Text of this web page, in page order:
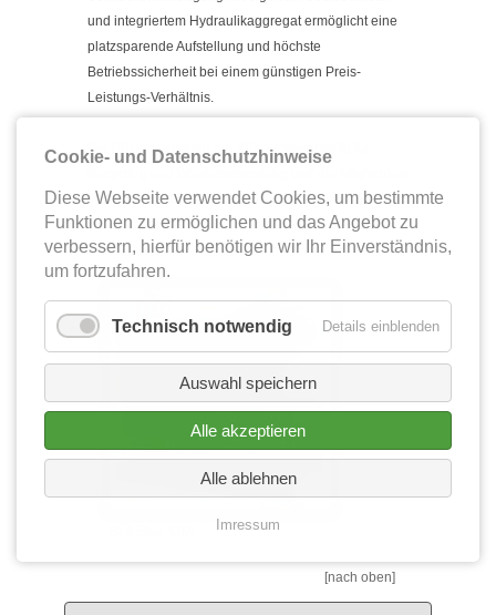
und integriertem Hydraulikaggregat ermöglicht eine
platzsparende Aufstellung und höchste
Betriebssicherheit bei einem günstigen Preis-
Leistungs-Verhältnis.
Die Rückgewinnung der Kühl-Schmierstoffe für
des Brikettverkaufs sind nicht nur umweltschonend,
sondern bieten auch eine schnelle Amortisation der
Investition.
[nach oben]
Cookie- und Datenschutzhinweise
Diese Webseite verwendet Cookies, um bestimmte
Funktionen zu ermöglichen und das Angebot zu
verbessern, hierfür benötigen wir Ihr Einverständnis,
um fortzufahren.
Technisch notwendig Details einblenden
Auswahl speichern
Alle akzeptieren
Alle ablehnen
Imressum